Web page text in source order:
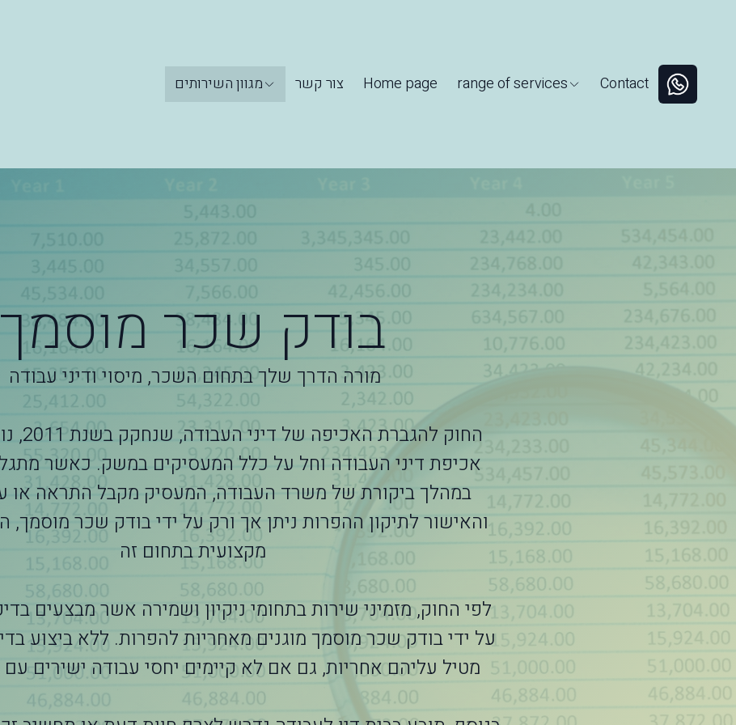
מגוון השירותים צור קשר Home page range of services Contact
בודק שכר מוסמך
החוק
אכיפת דיני העבודה וחל על כלל המעסיקים במשק. כאשר
במהלך ביקורת של משרד העבודה, המעסיק מקבל התראה או
והאישור לתיקון ההפרות ניתן אך ורק על ידי בודק שכר מוסמך,
מקצועית בתחום זה
לפי החוק, מזמיני שירות בתחומי ניקיון ושמירה אשר מבצעים
על ידי בודק שכר מוסמך מוגנים מאחריות להפרות. ללא ביצוע
מטיל עליהם אחריות, גם אם לא קיימים יחסי עבודה ישירים עם